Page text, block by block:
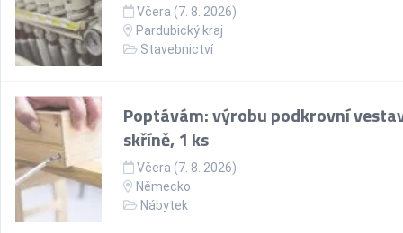
Včera (7. 8. 2026)
Pardubický kraj
Stavebnictví
Poptávám: výrobu podkrovní
skříně, 1 ks
Včera (7. 8. 2026)
Německo
Nábytek